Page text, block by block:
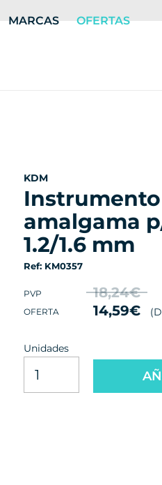
MARCAS OFERTAS
KDM
instrumento kdm
amalgama
1.2/1.6 mm
Ref: KM0357
PVP 18,24€
OFERTA 14,59€
Unidades